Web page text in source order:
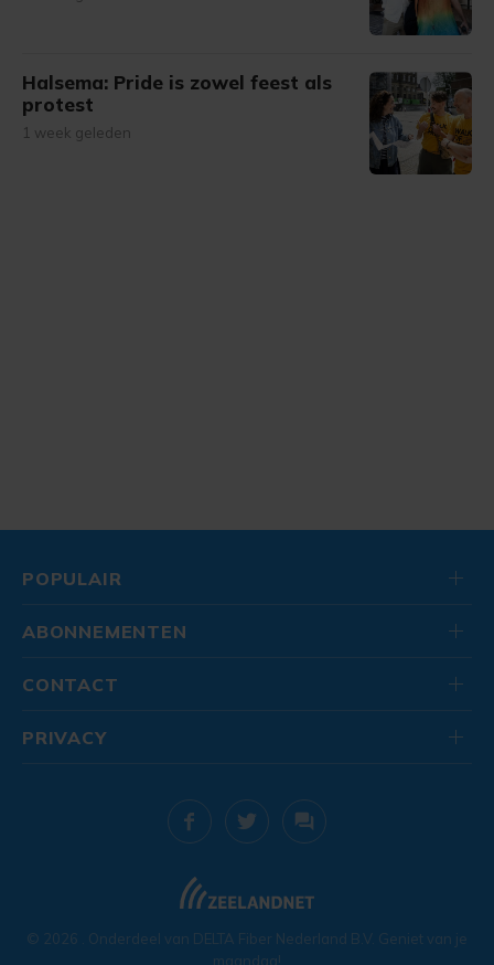
Halsema: Pride is zowel feest als
protest
1 week geleden
POPULAIR
ABONNEMENTEN
CONTACT
© 2026 . Onderdeel van DELTA Fiber Nederland B.V. Geniet van je
maandag!
PRIVACY